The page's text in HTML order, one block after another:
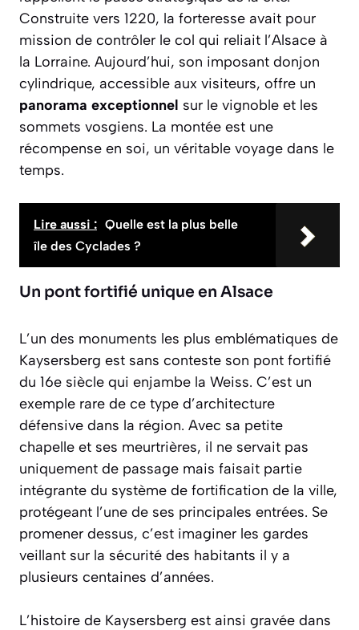
Construite vers 1220, la forteresse avait pour
mission de contrôler le col qui reliait l’Alsace à
la Lorraine. Aujourd’hui, son imposant donjon
cylindrique, accessible aux visiteurs, offre un
panorama exceptionnel sur le vignoble et les
sommets vosgiens. La montée est une
récompense en soi, un véritable voyage dans le
temps.
Lire aussi : Quelle est la plus belle
île des Cyclades ?
Un pont fortifié unique en Alsace
L’un des monuments les plus emblématiques de
Kaysersberg est sans conteste son pont fortifié
du 16e siècle qui enjambe la Weiss. C’est un
exemple rare de ce type d’architecture
défensive dans la région. Avec sa petite
chapelle et ses meurtrières, il ne servait pas
uniquement de passage mais faisait partie
intégrante du système de fortification de la ville,
protégeant l’une de ses principales entrées. Se
promener dessus, c’est imaginer les gardes
veillant sur la sécurité des habitants il y a
plusieurs centaines d’années.
L’histoire de Kaysersberg est ainsi gravée dans